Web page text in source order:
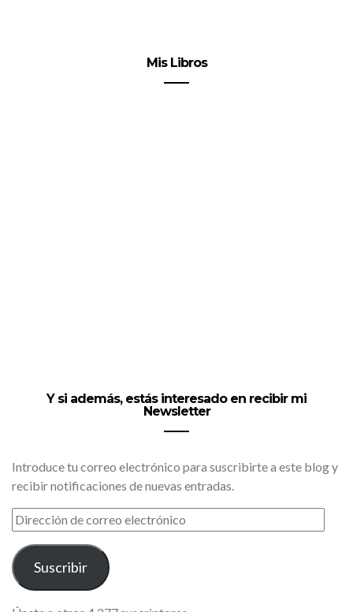
Mis Libros
Y si además, estás interesado en recibir mi
Newsletter
Introduce tu correo electrónico para suscribirte a este blog y
recibir notificaciones de nuevas entradas.
DIRECCIÓN
DE
CORREO
ELECTRÓNICO
Suscribir